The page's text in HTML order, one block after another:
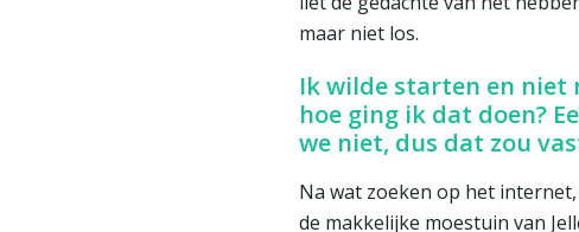
maar niet los.
Ik wilde starten en niet
hoe ging ik dat doen?
we niet, dus dat zou
Na wat zoeken op het
de makkelijke moestuin van